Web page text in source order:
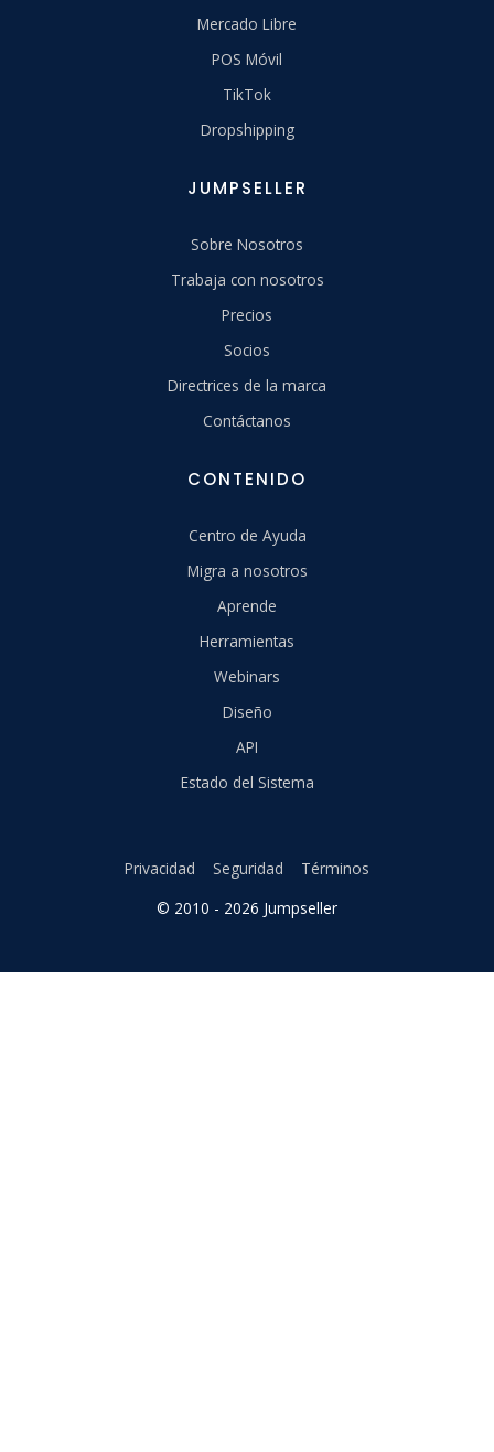
Mercado Libre
POS Móvil
TikTok
Dropshipping
JUMPSELLER
Sobre Nosotros
Trabaja con nosotros
Precios
Socios
Directrices de la marca
Contáctanos
CONTENIDO
Centro de Ayuda
Migra a nosotros
Aprende
Herramientas
Webinars
Diseño
API
Estado del Sistema
© 2010 - 2026 Jumpseller
Privacidad Seguridad Términos